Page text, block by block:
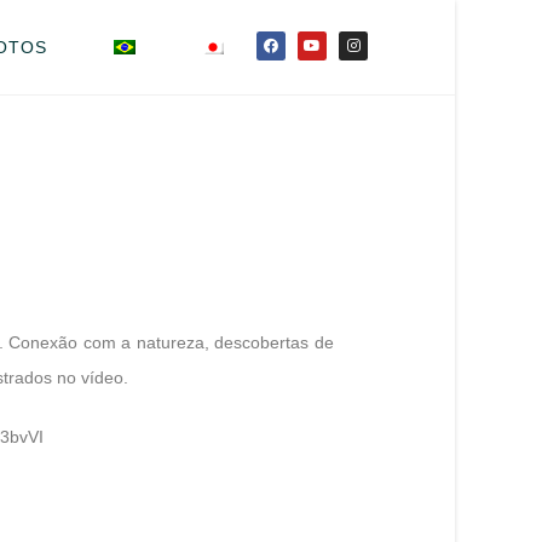
com a natureza, descobertas de
no vídeo.